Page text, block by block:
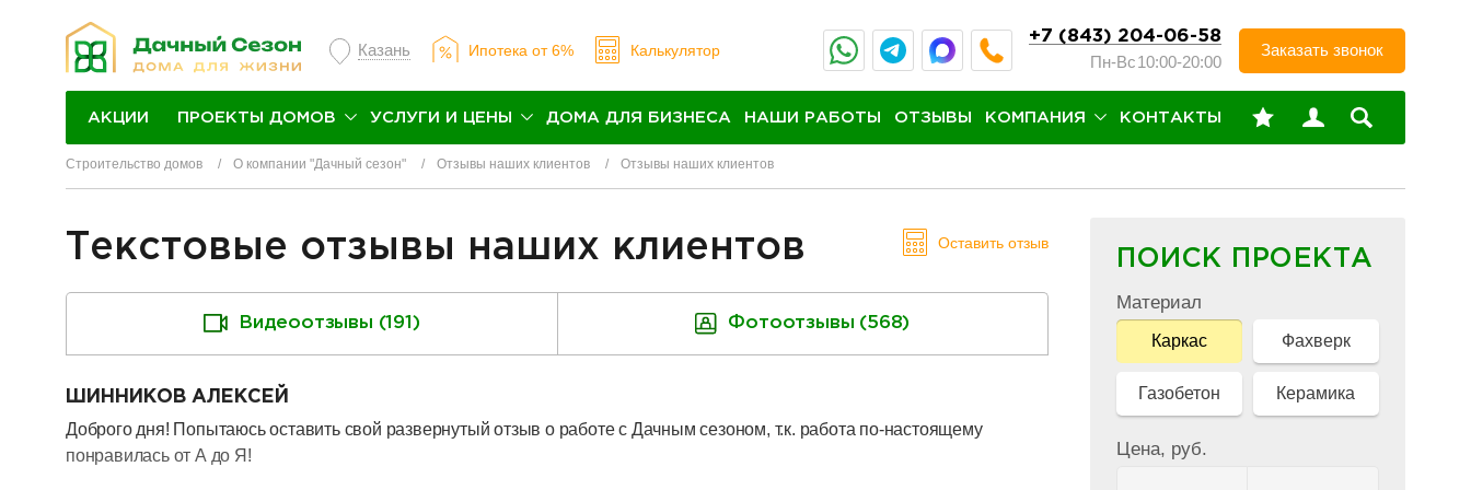
Казань Ипотека от 6% Калькулятор
+7 (843) 204-06-58
Пн-Вс10:00-20:00
Заказать звонок
АКЦИИ ПРОЕКТЫ ДОМОВ УСЛУГИ И ЦЕНЫ ДОМА ДЛЯ БИЗНЕСА НАШИ РАБОТЫ ОТЗЫВЫ КОМПАНИЯ КОНТАКТЫ
Строительство домов О компании "Дачный сезон" Отзывы наших клиентов Отзывы наших клиентов
Текстовые отзывы наших клиентов Оставить отзыв
Видеоотзывы (191) Фотоотзывы (568)
ШИННИКОВ АЛЕКСЕЙ
Доброго дня! Попытаюсь оставить свой развернутый отзыв о работе с Дачным сезоном, т.к. работа по-настоящему
понравилась от А до Я!
ПОИСК ПРОЕКТА
Материал
Каркас Фахверк
Газобетон Керамика
Цена, руб.